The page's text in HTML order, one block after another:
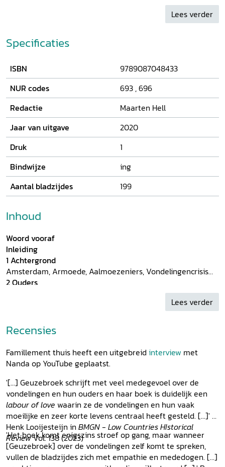
Lees verder
Specificaties
ISBN
9789087048433
NUR codes
693 ,696
Redactie
Maarten Hell
Jaar van uitgave
2020
Druk
1
Bindwijze
ing
Aantal bladzijdes
199
Inhoud
Woord vooraf
Inleiding
1 Achtergrond
Amsterdam, Armoede, Aalmoezeniers, Vondelingencrisis
2 Ouders
Moederhart en ‘hongersnoot’, Vaders, Ophalen,
Op de stoep, Opname, Achternamen, Doop
4 Minnen
Droge en natte minnen, Jordanese minnenmoeders,
Zuigelingensterfte, Familieband en hechting
5 Kindertijd
Uniforme kleding, Een dag in het Kinderhuis, Vermaak
6 Grootkinderhuis
Meisjes, Tucht en ontucht, Jongens, Beloning en straf
7 Uitbesteed
Suriname, Enschede en Het Loo, Rekruten voor Lodewijk
Napoleon, Platteland, Het Feijenoord-debacle,
Maatschappij van Weldadigheid
8 Uitvliegen
Lees verder
Recensies
Famillement thuis heeft een uitgebreid interview met
Nanda op YouTube geplaatst.
'[...] Geuzebroek schrijft met veel medegevoel over de
vondelingen en hun ouders en haar boek is duidelijk een
labour of love waarin ze de vondelingen en hun vaak
moeilijke en zeer korte levens centraal heeft gesteld. [...]' -
Henk Looijesteijn in BMGN - Low Countries HIstorical
ReviewVol. 138 (2023)
'Het boek komt enigszins stroef op gang, maar wanneer
[Geuzebroek] over de vondelingen zelf komt te spreken,
vullen de bladzijdes zich met empathie en mededogen. [...]